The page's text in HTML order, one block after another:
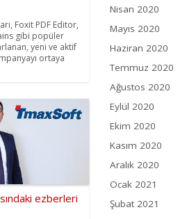
Foxit PDF Editor,
gibi popüler
yeni ve aktif
ortaya
ezberleri
Nisan 2020
Mayıs 2020
Haziran 2020
Temmuz 2020
Ağustos 2020
Eylül 2020
Ekim 2020
Kasım 2020
Aralık 2020
Ocak 2021
Şubat 2021